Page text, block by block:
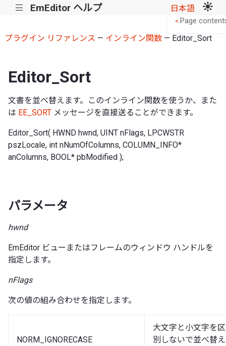
||| EmEditor ヘルプ 日本語
プラグイン リファレンス — インライン関数— Editor_Sort
Editor_Sort
文書を並べ替えます。このインライン関数を使うか、また
は EE_SORT メッセージを直接送ることができます。
Editor_Sort( HWND hwnd, UINT nFlags, LPCWSTR
pszLocale, int nNumOfColumns, COLUMN_INFO*
anColumns, BOOL* pbModified );
パラメータ
hwnd
EmEditor ビューまたはフレームのウィンドウ ハンドルを
指定します。
nFlags
次の値の組み合わせを指定します。
NORM_IGNORECASE
大文字と小文字を区
別しないで並べ替え
< Page